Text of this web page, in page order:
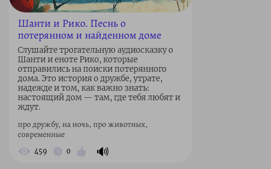
Шанти и Рико. Песнь о
потерянном и найденном доме
Слушайте трогательную аудиосказку о
Шанти и еноте Рико, которые
отправились на поиски потерянного
дома. Это история о дружбе, утрате,
надежде и том, как важно знать:
настоящий дом — там, где тебя любят и
ждут.
про дружбу, на ночь, про животных,
современные
459 0 🔊